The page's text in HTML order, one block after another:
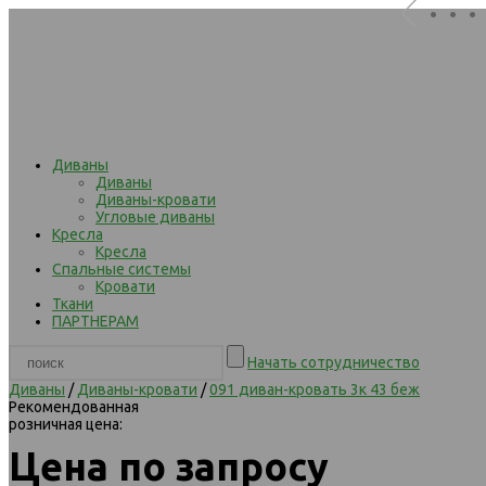
Диваны
Диваны
Диваны-кровати
Угловые диваны
Кресла
Кресла
Спальные системы
Кровати
Ткани
ПАРТНЕРАМ
Начать сотрудничество
Диваны /Диваны-кровати /091 диван-кровать 3к 43 беж
Рекомендованная
розничная цена:
Цена по запросу